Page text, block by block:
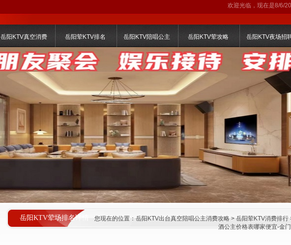
欢迎光临，现在是8/6/
岳阳KTV真空消费 岳阳荤KTV排名 岳阳KTV陪唱公主 岳阳KTV荤攻略 岳阳KTV夜场招
岳阳KTV荤场排名详情 您现在的位置： 岳阳KTV出台真空陪唱公主消费攻略 > 岳阳荤KTV消费排行
酒公主价格表哪家便宜-金